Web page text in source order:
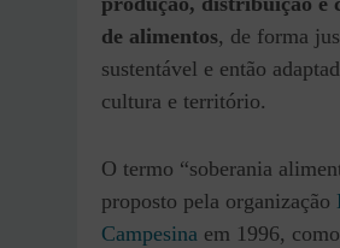
de alimentos, de forma
sustentável e então
cultura e território.
O termo “soberania
proposto pela organização
Campesina em 1996,